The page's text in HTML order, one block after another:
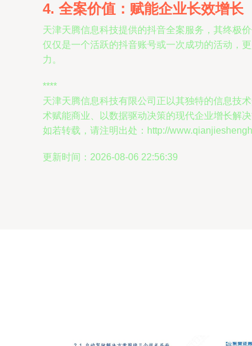
4. 全案价值：赋能企业长效增长
天津天腾信息科技提供的抖音全案服务，其终极
仅仅是一个活跃的抖音账号或一次成功的活动，
力。
****
天津天腾信息科技有限公司正以其独特的信息技
术赋能商业、以数据驱动决策的现代企业增长解
如若转载，请注明出处：http://
更新时间：2026-08-06 22:56:39